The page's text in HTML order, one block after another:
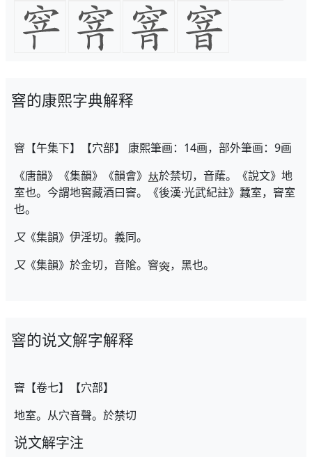
窨的康熙字典解释
窨【午集下】【穴部】 康熙筆画：14画，部外筆画：9画
《唐韻》《集韻》《韻會》
於禁切，音䕃。《說文》地
室也。今謂地窖藏酒曰窨。《後漢·光武紀註》蠶室，窨室
也。
又《集韻》伊淫切。義同。
又《集韻》於金切，音隂。窨 ，黑也。
窨的说文解字解释
窨【卷七】【穴部】
地室。从穴音聲。於禁切
说文解字注